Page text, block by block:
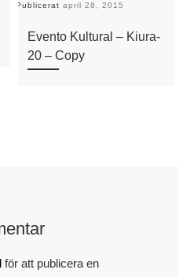
Publicerat april 28, 2015
Evento Kultural – Kiura-
20 – Copy
för att publicera en